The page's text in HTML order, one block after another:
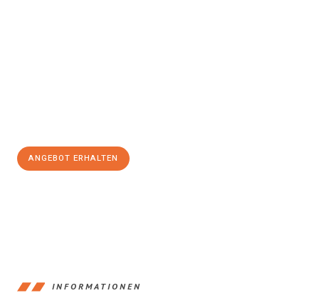
ANGEBOT ERHALTEN
INFORMATIONEN